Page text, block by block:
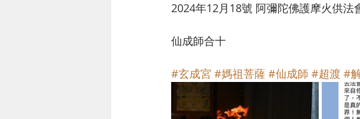
2024年12月18號 阿彌陀佛護摩火供法
仙成師合十
#玄成宮 #媽祖菩薩 #仙成師 #超渡 #